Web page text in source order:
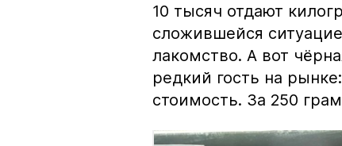
10 тысяч отдают
сложившейся
лакомство. А вот
редкий гость на
стоимость. За 250